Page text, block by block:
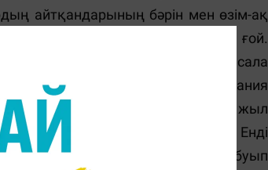
айтқандарының бәрін мен өзім-ақ
дипломированный логистпін ғой.
таңымды әрең атқыздым. Таң ата сала
Көліктік-экспедициялық компания
Тым болмаса бұл салады жарты жыл
оданда осындай жауап естідім. Енді
айнып қалармын деп, бел буып